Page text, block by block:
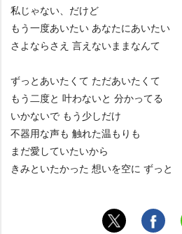
私じゃない、だけど
もう一度あいたい あなたにあいたい
さよならさえ 言えないままなんて
ずっとあいたくて ただあいたくて
もう二度と 叶わないと 分かってる
いかないで もう少しだけ
不器用な声も 触れた温もりも
まだ愛していたいから
きみといたかった 想いを空に ずっと